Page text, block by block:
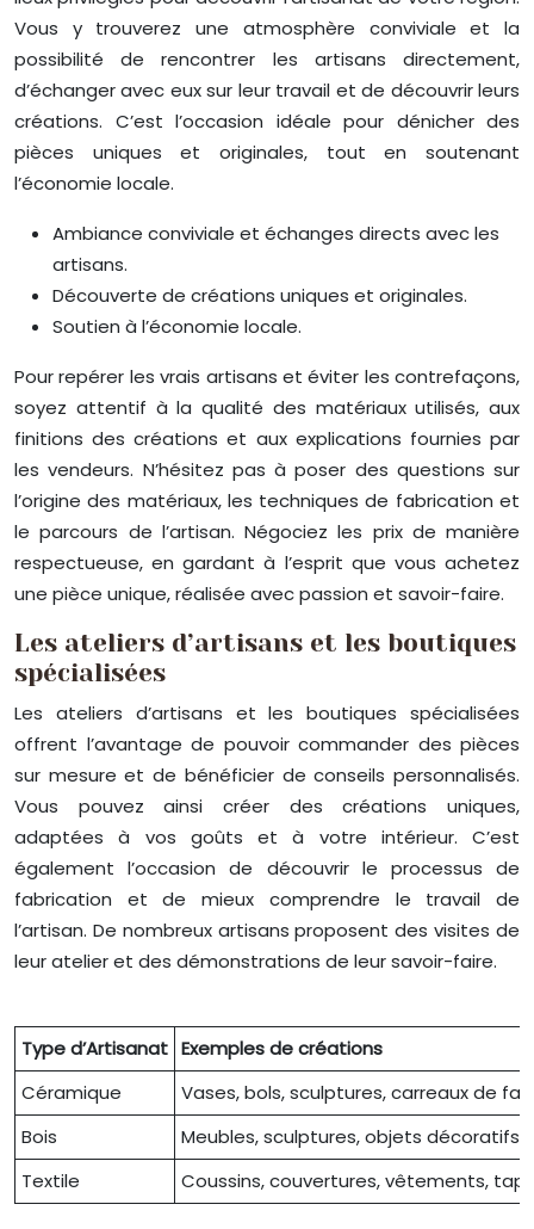
Vous y trouverez une atmosphère conviviale et la
possibilité de rencontrer les artisans directement,
d’échanger avec eux sur leur travail et de découvrir leurs
créations. C’est l’occasion idéale pour dénicher des
pièces uniques et originales, tout en soutenant
l’économie locale.
Ambiance conviviale et échanges directs avec les
artisans.
Découverte de créations uniques et originales.
Soutien à l’économie locale.
Pour repérer les vrais artisans et éviter les contrefaçons,
soyez attentif à la qualité des matériaux utilisés, aux
finitions des créations et aux explications fournies par
les vendeurs. N’hésitez pas à poser des questions sur
l’origine des matériaux, les techniques de fabrication et
le parcours de l’artisan. Négociez les prix de manière
respectueuse, en gardant à l’esprit que vous achetez
une pièce unique, réalisée avec passion et savoir-faire.
Les ateliers d’artisans et les boutiques
spécialisées
Les ateliers d’artisans et les boutiques spécialisées
offrent l’avantage de pouvoir commander des pièces
sur mesure et de bénéficier de conseils personnalisés.
Vous pouvez ainsi créer des créations uniques,
adaptées à vos goûts et à votre intérieur. C’est
également l’occasion de découvrir le processus de
fabrication et de mieux comprendre le travail de
l’artisan. De nombreux artisans proposent des visites de
leur atelier et des démonstrations de leur savoir-faire.
Type d’Artisanat Exemples de créations
Céramique
Vases, bols, sculptures, carreaux de
Bois
Meubles, sculptures, objets décoratifs,
Textile
Coussins, couvertures, vêtements,